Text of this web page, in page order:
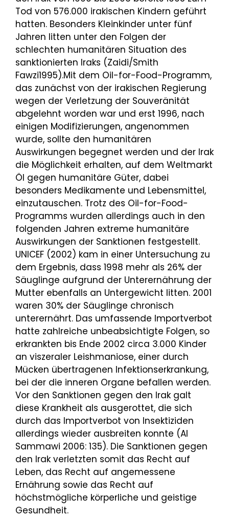
Tod von 576.000 irakischen Kindern geführt
hatten. Besonders Kleinkinder unter fünf
Jahren litten unter den Folgen der
schlechten humanitären Situation des
sanktionierten Iraks (Zaidi/Smith
Fawzi1995).Mit dem Oil-for-Food-Programm,
das zunächst von der irakischen Regierung
wegen der Verletzung der Souveränität
abgelehnt worden war und erst 1996, nach
einigen Modifizierungen, angenommen
wurde, sollte den humanitären
Auswirkungen begegnet werden und der Irak
die Möglichkeit erhalten, auf dem Weltmarkt
Öl gegen humanitäre Güter, dabei
besonders Medikamente und Lebensmittel,
einzutauschen. Trotz des Oil-for-Food-
Programms wurden allerdings auch in den
folgenden Jahren extreme humanitäre
Auswirkungen der Sanktionen festgestellt.
UNICEF (2002) kam in einer Untersuchung zu
dem Ergebnis, dass 1998 mehr als 26% der
Säuglinge aufgrund der Unterernährung der
Mutter ebenfalls an Untergewicht litten. 2001
waren 30% der Säuglinge chronisch
unterernährt. Das umfassende Importverbot
hatte zahlreiche unbeabsichtigte Folgen, so
erkrankten bis Ende 2002 circa 3.000 Kinder
an viszeraler Leishmaniose, einer durch
Mücken übertragenen Infektionserkrankung,
bei der die inneren Organe befallen werden.
Vor den Sanktionen gegen den Irak galt
diese Krankheit als ausgerottet, die sich
durch das Importverbot von Insektiziden
allerdings wieder ausbreiten konnte (Al
Sammawi 2006: 135). Die Sanktionen gegen
den Irak verletzten somit das Recht auf
Leben, das Recht auf angemessene
Ernährung sowie das Recht auf
höchstmögliche körperliche und geistige
Gesundheit.